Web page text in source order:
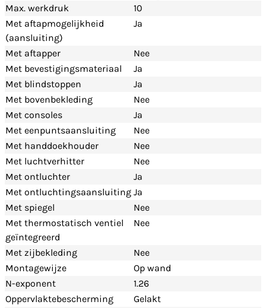
Max. werkdruk
10
Met aftapmogelijkheid
(aansluiting)
Ja
Met aftapper
Nee
Met bevestigingsmateriaal
Ja
Met blindstoppen
Ja
Met bovenbekleding
Nee
Met consoles
Ja
Met eenpuntsaansluiting
Nee
Met handdoekhouder
Nee
Met luchtverhitter
Nee
Met ontluchter
Ja
Met ontluchtingsaansluiting Ja
Met spiegel
Nee
Met thermostatisch ventiel
geïntegreerd
Nee
Met zijbekleding
Nee
Montagewijze
Op wand
N-exponent
1.26
Oppervlaktebescherming
Gelakt